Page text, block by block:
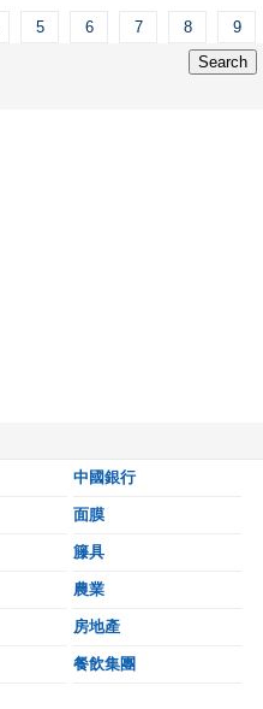
5 6 7 8 9
中國銀行
面膜
籐具
農業
房地產
餐飲集團